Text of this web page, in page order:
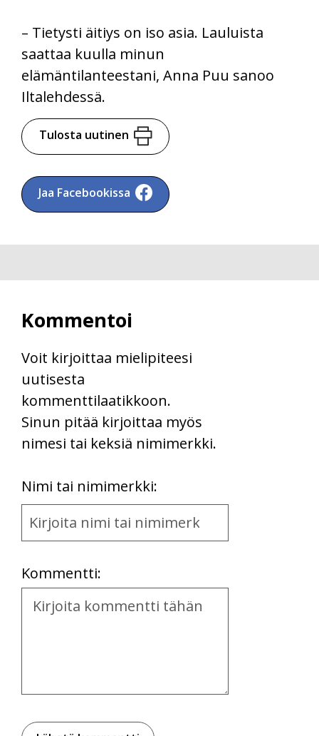
– Tietysti äitiys on iso asia. Lauluista
saattaa kuulla minun
elämäntilanteestani, Anna Puu sanoo
Iltalehdessä.
Tulosta uutinen
Jaa Facebookissa
Kommentoi
Voit kirjoittaa mielipiteesi
uutisesta
kommenttilaatikkoon.
Sinun pitää kirjoittaa myös
nimesi tai keksiä nimimerkki.
Nimi tai nimimerkki:
Name
and
Kommentti:
Kommentti